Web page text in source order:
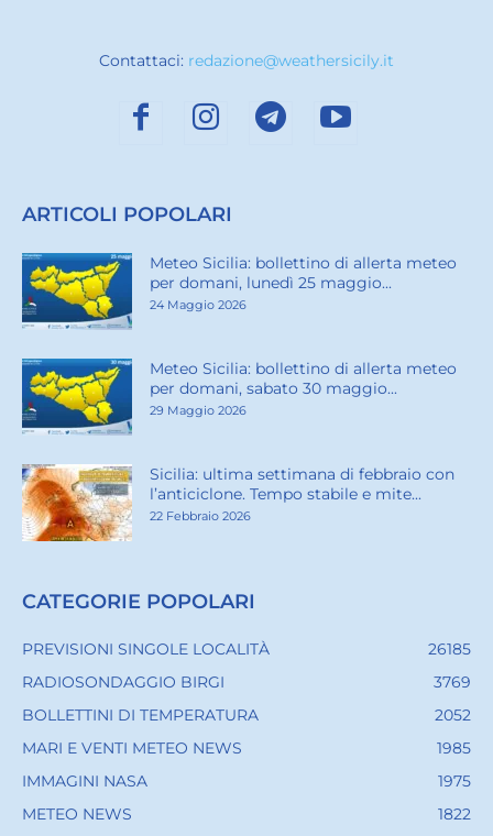
Contattaci: redazione@weathersicily.it
ARTICOLI POPOLARI
Meteo Sicilia: bollettino di allerta meteo
per domani, lunedì 25 maggio...
24 Maggio 2026
Meteo Sicilia: bollettino di allerta meteo
per domani, sabato 30 maggio...
29 Maggio 2026
Sicilia: ultima settimana di febbraio con
l’anticiclone. Tempo stabile e mite...
22 Febbraio 2026
CATEGORIE POPOLARI
PREVISIONI SINGOLE LOCALITÀ
26185
RADIOSONDAGGIO BIRGI
3769
BOLLETTINI DI TEMPERATURA
2052
MARI E VENTI METEO NEWS
1985
IMMAGINI NASA
1975
METEO NEWS
1822